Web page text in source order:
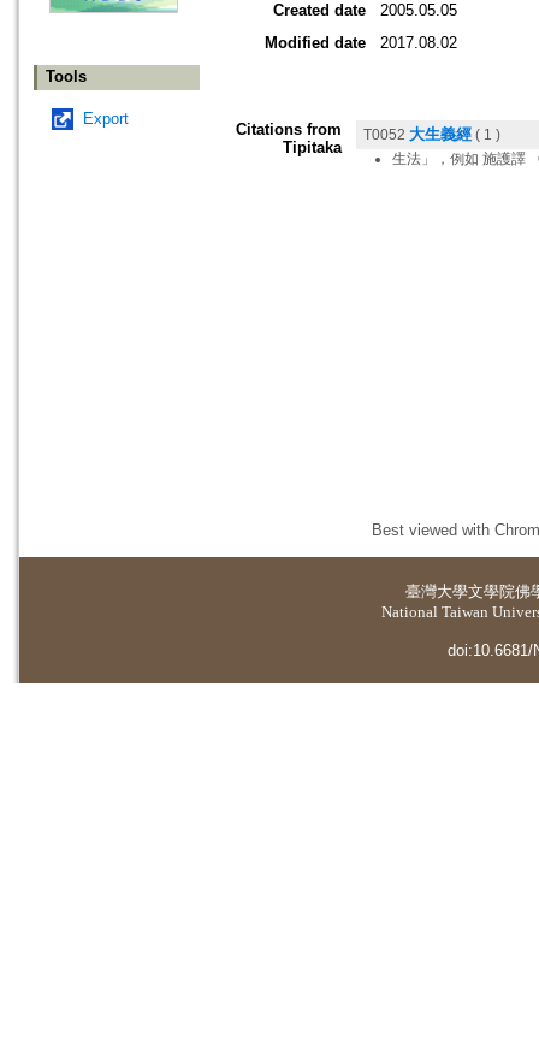
Tools
Export
Created date
2005.05.05
Modified date
2017.08.02
Citations from
Tipitaka
T0052 大生義經 ( 1 )
生法」，例如 施護譯
Best viewed with
臺灣大學文學院佛
National Taiwan
doi:10.6681/